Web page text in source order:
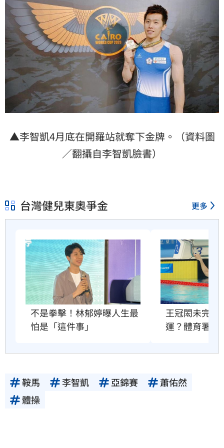
▲李智凱4月底在開羅站就奪下金牌。（資料圖
／翻攝自李智凱臉書）
台灣健兒東奧爭金 更多
不是拳擊！林郁婷曝人生最
怕是「這件事」
王冠閎未完成
運？體育署回
鞍馬 李智凱 亞錦賽
蕭佑然
體操